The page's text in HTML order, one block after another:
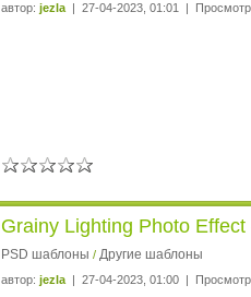
автор: jezla | 27-04-2023, 01:01 |
Grainy Lighting Photo
PSD шаблоны / Другие шаблоны
автор: jezla | 27-04-2023, 01:00 |